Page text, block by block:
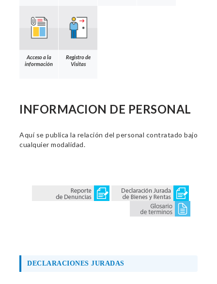
Acceso a la
información
Registro de
Visitas
INFORMACION DE PERSONAL
Aquí se publica la relación del personal contratado bajo
cualquier modalidad.
DECLARACIONES JURADAS